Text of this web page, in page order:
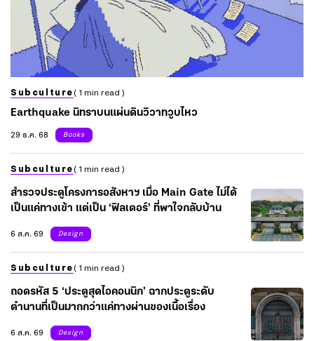
Subculture ( 1 min read )
Earthquake นิทราบนแผ่นดินวิวาทวูบไหว
29 ธ.ค. 68
Books
Subculture ( 1 min read )
สำรวจประตูโครงการอสังหาฯ เมื่อ Main Gate ไม่ได้
เป็นแค่ทางเข้า แต่เป็น ‘ฟิลเตอร์’ ที่พาใจกลับบ้าน
6 ส.ค. 69
Design
Subculture ( 1 min read )
ถอดรหัส 5 ‘ประตูสุดไอคอนนิก’ ฉากประตูระดับ
ตำนานที่เป็นมากกว่าแค่ทางผ่านของเนื้อเรื่อง
6 ส.ค. 69
Design